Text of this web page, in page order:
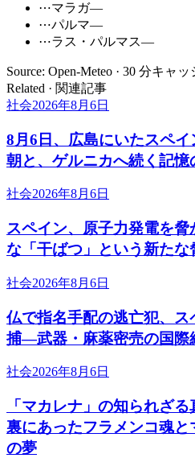
⋯マラガ—
⋯パルマ—
⋯ラス・パルマス—
Source: Open-Meteo · 30 分キャッ
Related · 関連記事
社会2026年8月6日
8月6日、広島にいたスペ
朝と、ゲルニカへ続く記憶
社会2026年8月6日
スペイン、原子力発電を脅
な「干ばつ」という新たな
社会2026年8月6日
仏で指名手配の逃亡犯、
捕―武器・麻薬密売の国際
社会2026年8月6日
「マカレナ」の知られざ
裏にあったフラメンコ魂
の夢